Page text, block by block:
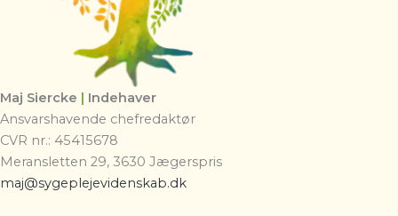
Maj Siercke | Indehaver
Ansvarshavende chefredaktør
CVR nr.: 45415678
Meransletten 29, 3630 Jægerspris
maj@sygeplejevidenskab.dk